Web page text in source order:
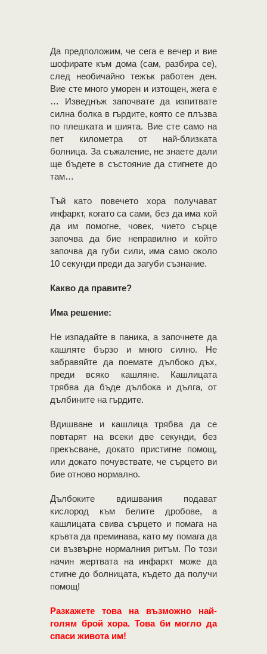
Да предположим, че сега е вечер и вие
шофирате към дома (сам, разбира се),
след необичайно тежък работен ден.
Вие сте много уморен и изтощен, жега е
… Изведнъж започвате да изпитвате
силна болка в гърдите, която се плъзва
по плешката и шията. Вие сте само на
пет километра от най-близката
болница. За съжаление, не знаете дали
ще бъдете в състояние да стигнете до
там…
Тъй като повечето хора получават
инфаркт, когато са сами, без да има кой
да им помогне, човек, чието сърце
започва да бие неправилно и който
започва да губи сили, има само около
10 секунди преди да загуби съзнание.
Какво да правите?
Има решение:
Не изпадайте в паника, а започнете да
кашляте бързо и много силно. Не
забравяйте да поемате дълбоко дъх,
преди всяко кашляне. Кашлицата
трябва да бъде дълбока и дълга, от
дълбините на гърдите.
Вдишване и кашлица трябва да се
повтарят на всеки две секунди, без
прекъсване, докато пристигне помощ,
или докато почувствате, че сърцето ви
бие отново нормално.
Дълбоките вдишвания подават
кислород към белите дробове, а
кашлицата свива сърцето и помага на
кръвта да преминава, като му помага да
си възвърне нормалния ритъм. По този
начин жертвата на инфаркт може да
стигне до болницата, където да получи
помощ!
Разкажете това на възможно най-
голям брой хора. Това би могло да
спаси живота им!